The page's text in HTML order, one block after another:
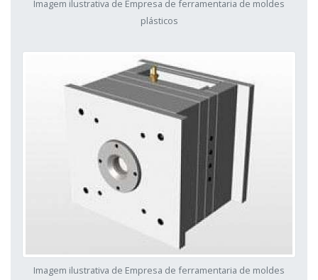
Imagem ilustrativa de Empresa de ferramentaria de moldes
plásticos
Imagem ilustrativa de Empresa de ferramentaria de moldes